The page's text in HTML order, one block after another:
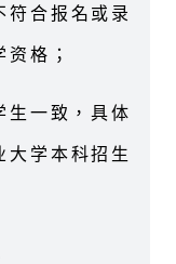
符合报名或录
格；
生一致，具体
大学本科招生